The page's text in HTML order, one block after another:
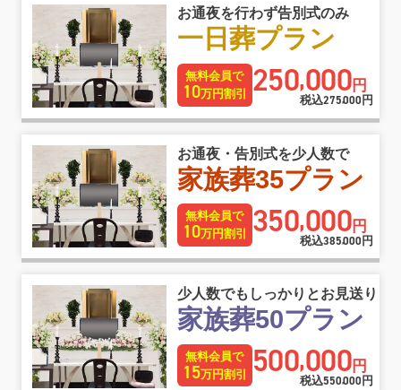
お通夜を行わず告別式のみ
一日葬プラン
無料会員で
10万円割引 250,000円
税込275,000 円
お通夜・告別式を少人数で
家族葬35プラン
無料会員で
10万円割引 350,000円
税込385,000円
少人数でもしっかりとお見送り
家族葬50プラン
無料会員で
15万円割引 500,000円
税込550,000 円